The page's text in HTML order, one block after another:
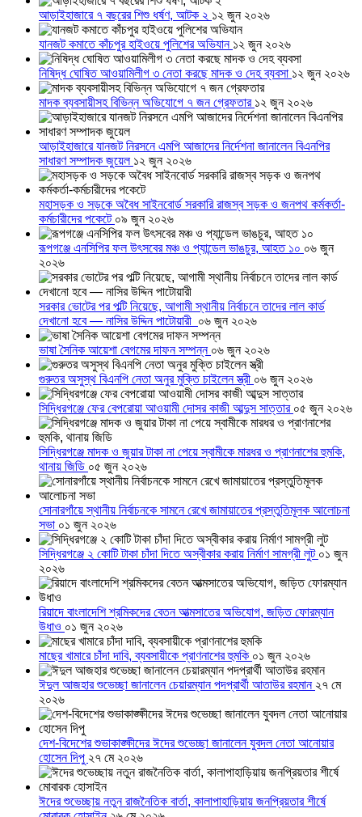
আড়াইহাজারে ৭ বছরের শিশু ধর্ষণ, আটক ২ ১২ জুন ২০২৬
যানজট কমাতে কাঁচপুর হাইওয়ে পুলিশের অভিযান ১২ জুন ২০২৬
নিষিদ্ধ ঘোষিত আওয়ামিলীগ ৩ নেতা করছে মাদক ও দেহ ব্যবসা ১২ জুন ২০২৬
মাদক ব্যবসায়ীসহ বিভিন্ন অভিযোগে ৭ জন গ্রেফতার ১২ জুন ২০২৬
আড়াইহাজারে যানজট নিরসনে এমপি আজাদের নির্দেশনা জানালেন বিএনপির
সাধারণ সম্পাদক জুয়েল ১২ জুন ২০২৬
মহাসড়ক ও সড়কে অবৈধ সাইনবোর্ড সরকারি রাজস্ব সড়ক ও জনপথ কর্মকর্তা-
কর্মচারীদের পকেটে ০৯ জুন ২০২৬
রূপগঞ্জে এনসিপির ফল উৎসবের মঞ্চ ও প্যান্ডেল ভাঙচুর, আহত ১০ ০৬ জুন
২০২৬
সরকার ভোটের পর পল্টি নিয়েছে, আগামী স্থানীয় নির্বাচনে তাদের লাল কার্ড
দেখানো হবে — নাসির উদ্দিন পাটোয়ারী ০৬ জুন ২০২৬
ভাষা সৈনিক আয়েশা বেগমের দাফন সম্পন্ন ০৬ জুন ২০২৬
গুরুতর অসুস্থ বিএনপি নেতা অনুর মুক্তি চাইলেন স্ত্রী ০৬ জুন ২০২৬
সিদ্ধিরগঞ্জে ফের বেপরোয়া আওয়ামী দোসর কাজী আব্দুস সাত্তার ০৫ জুন ২০২৬
সিদ্ধিরগঞ্জে মাদক ও জুয়ার টাকা না পেয়ে স্বামীকে মারধর ও প্রাণনাশের হুমকি,
থানায় জিডি ০৫ জুন ২০২৬
সোনারগাঁয়ে স্থানীয় নির্বাচনকে সামনে রেখে জামায়াতের প্রস্তুতিমূলক আলোচনা
সভা ০১ জুন ২০২৬
সিদ্ধিরগঞ্জে ২ কোটি টাকা চাঁদা দিতে অস্বীকার করায় নির্মাণ সামগ্রী লুট ০১ জুন
২০২৬
রিয়াদে বাংলাদেশি শ্রমিকদের বেতন আত্মসাতের অভিযোগ, জড়িত ফোরম্যান
উধাও ০১ জুন ২০২৬
মাছের খামারে চাঁদা দাবি, ব্যবসায়ীকে প্রাণনাশের হুমকি ০১ জুন ২০২৬
ঈদুল আজহার শুভেচ্ছা জানালেন চেয়ারম্যান পদপ্রার্থী আতাউর রহমান ২৭ মে
২০২৬
দেশ-বিদেশের শুভাকাঙ্ক্ষীদের ঈদের শুভেচ্ছা জানালেন যুবদল নেতা আনোয়ার
হোসেন দিপু ২৭ মে ২০২৬
ঈদের শুভেচ্ছায় নতুন রাজনৈতিক বার্তা, কালাপাহাড়িয়ায় জনপ্রিয়তার শীর্ষে